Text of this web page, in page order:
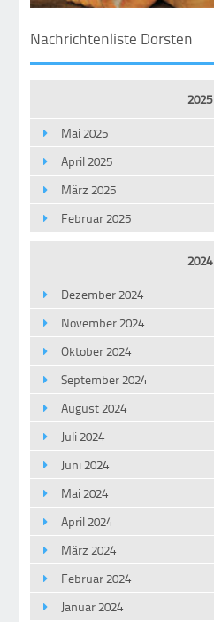
Nachrichtenliste Dorsten
2025
Mai 2025
April 2025
März 2025
Februar 2025
2024
Dezember 2024
November 2024
Oktober 2024
September 2024
August 2024
Juli 2024
Juni 2024
Mai 2024
April 2024
März 2024
Februar 2024
Januar 2024